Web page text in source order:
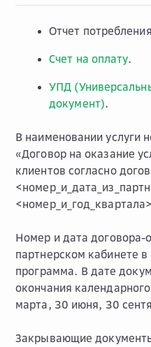
Отчет
Счет на оплату.
УПД
документ).
В наименовании услуги
«Договор на оказание
клиентов согласно
Номер и дата
партнерском кабинете в
программа. В дате
окончания
марта, 30 июня, 30
Закрывающие